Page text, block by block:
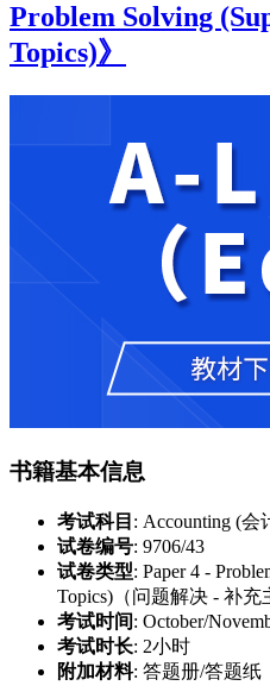
Problem Solving
Topics)》
书籍基本信息
考试科目 : Accounting (会
试卷编号: 9706/43
试卷类型: Paper 4 -
Topics)（问题解决 - 补充
考试时间: October/
考试时长: 2小时
附加材料: 答题册/答题纸